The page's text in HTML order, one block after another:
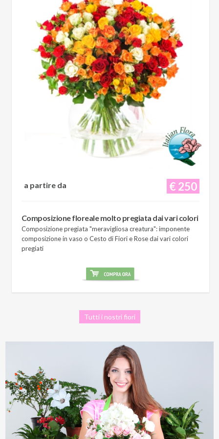
€ 250
a partire da
Composizione floreale molto pregiata dai vari colori
Composizione pregiata "meravigliosa creatura": imponente
composizione in vaso o Cesto di Fiori e Rose dai vari colori
pregiati
Tutti i nostri fiori